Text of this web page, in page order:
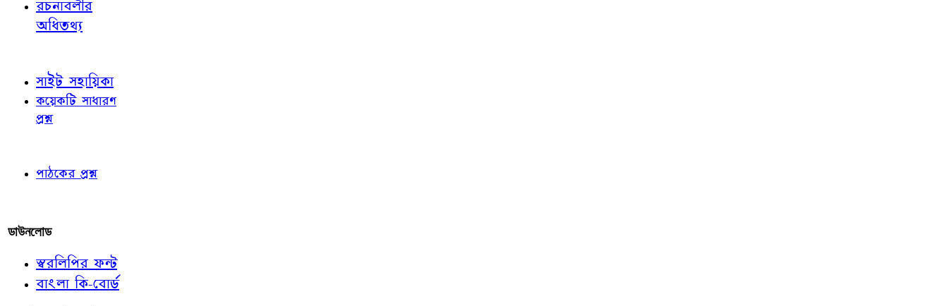
রচনাবলীর
অধিতথ্য
সাইট সহায়িকা
কয়েকটি সাধারণ
প্রশ্ন
পাঠকের প্রশ্ন
ডাউনলোড
স্বরলিপির ফন্ট
বাংলা কি-বোর্ড